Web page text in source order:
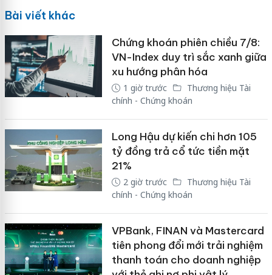
Bài viết khác
Chứng khoán phiên chiều 7/8:
VN-Index duy trì sắc xanh giữa
xu hướng phân hóa
1 giờ trước
Thương hiệu Tài
chính - Chứng khoán
Long Hậu dự kiến chi hơn 105
tỷ đồng trả cổ tức tiền mặt
21%
2 giờ trước
Thương hiệu Tài
chính - Chứng khoán
VPBank, FINAN và Mastercard
tiên phong đổi mới trải nghiệm
thanh toán cho doanh nghiệp